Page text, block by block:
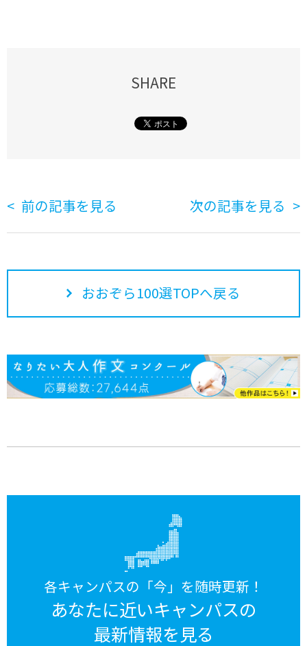
SHARE
前の記事を見る 次の記事を見る
おおぞら100選TOPへ戻る
各キャンパスの「今」を随時更新！
あなたに近いキャンパスの
最新情報を見る